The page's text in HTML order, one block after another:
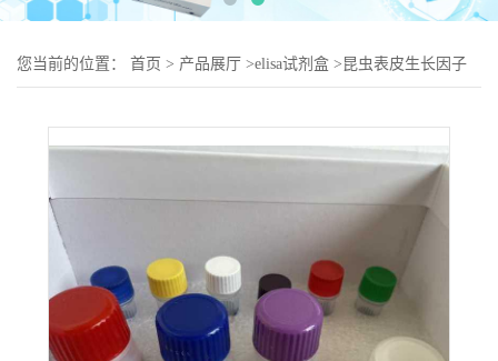
您当前的位置： 首页 > 产品展厅 >elisa试剂盒 > 昆虫表皮生长因子